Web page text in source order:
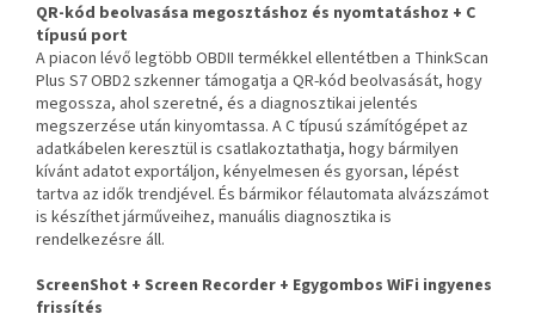
QR-kód beolvasása megosztáshoz és nyomtatáshoz + C
típusú port
A piacon lévő legtöbb OBDII termékkel ellentétben a ThinkScan
Plus S7 OBD2 szkenner támogatja a QR-kód beolvasását, hogy
megossza, ahol szeretné, és a diagnosztikai jelentés
megszerzése után kinyomtassa. A C típusú számítógépet az
adatkábelen keresztül is csatlakoztathatja, hogy bármilyen
kívánt adatot exportáljon, kényelmesen és gyorsan, lépést
tartva az idők trendjével. És bármikor félautomata alvázszámot
is készíthet járműveihez, manuális diagnosztika is
rendelkezésre áll.
ScreenShot + Screen Recorder + Egygombos WiFi ingyenes
frissítés